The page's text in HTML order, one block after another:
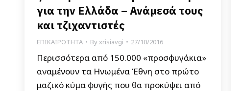
για την Ελλάδα – Ανάμεσά τους
και τζιχαντιστές
ΕΠΙΚΑΙΡΟΤΗΤΑ Byxrisiavgi 27/10/2016
Περισσότερα από 150.000 «προσφυγάκια»
αναμένουν τα Ηνωμένα Έθνη στο πρώτο
μαζικό κύμα φυγής που θα προκύψει από